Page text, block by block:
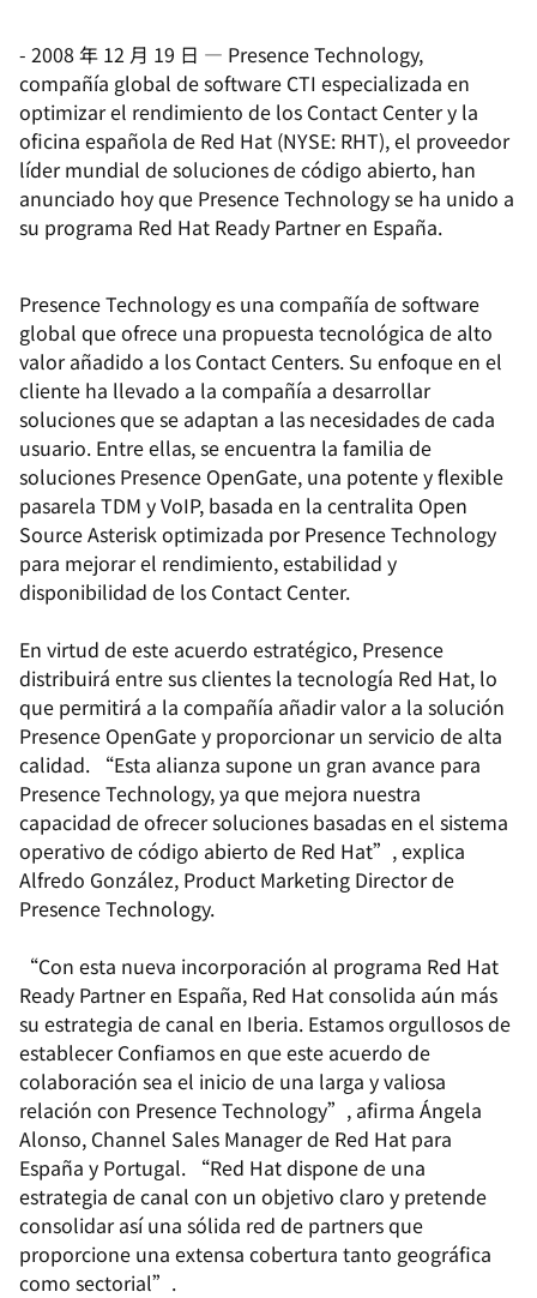
- 2008 年 12 月 19 日 — Presence Technology,
compañía global de software CTI especializada en
optimizar el rendimiento de los Contact Center y la
oficina española de Red Hat (NYSE: RHT), el proveedor
líder mundial de soluciones de código abierto, han
anunciado hoy que Presence Technology se ha unido a
su programa Red Hat Ready Partner en España.
Presence Technology es una compañía de software
global que ofrece una propuesta tecnológica de alto
valor añadido a los Contact Centers. Su enfoque en el
cliente ha llevado a la compañía a desarrollar
soluciones que se adaptan a las necesidades de cada
usuario. Entre ellas, se encuentra la familia de
soluciones Presence OpenGate, una potente y flexible
pasarela TDM y VoIP, basada en la centralita Open
Source Asterisk optimizada por Presence Technology
para mejorar el rendimiento, estabilidad y
disponibilidad de los Contact Center.
En virtud de este acuerdo estratégico, Presence
distribuirá entre sus clientes la tecnología Red Hat, lo
que permitirá a la compañía añadir valor a la solución
Presence OpenGate y proporcionar un servicio de alta
calidad. “Esta alianza supone un gran avance para
Presence Technology, ya que mejora nuestra
capacidad de ofrecer soluciones basadas en el sistema
operativo de código abierto de Red Hat”, explica
Alfredo González, Product Marketing Director de
Presence Technology.
“Con esta nueva incorporación al programa Red Hat
Ready Partner en España, Red Hat consolida aún más
su estrategia de canal en Iberia. Estamos orgullosos de
establecer Confiamos en que este acuerdo de
colaboración sea el inicio de una larga y valiosa
relación con Presence Technology”, afirma Ángela
Alonso, Channel Sales Manager de Red Hat para
España y Portugal. “Red Hat dispone de una
estrategia de canal con un objetivo claro y pretende
consolidar así una sólida red de partners que
proporcione una extensa cobertura tanto geográfica
como sectorial”.